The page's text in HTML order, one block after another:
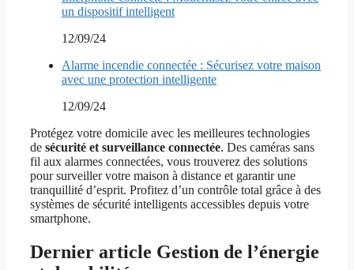
un dispositif intelligent
12/09/24
Alarme incendie connectée : Sécurisez votre maison
avec une protection intelligente
12/09/24
Protégez votre domicile avec les meilleures technologies
de sécurité et surveillance connectée. Des caméras sans
fil aux alarmes connectées, vous trouverez des solutions
pour surveiller votre maison à distance et garantir une
tranquillité d’esprit. Profitez d’un contrôle total grâce à des
systèmes de sécurité intelligents accessibles depuis votre
smartphone.
Dernier article Gestion de l’énergie